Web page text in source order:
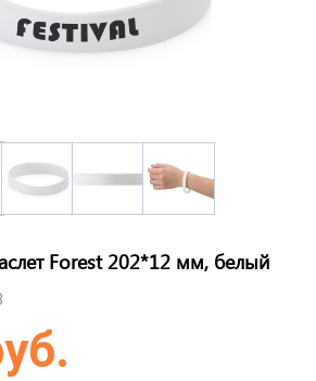
Forest 202*12 мм, белый